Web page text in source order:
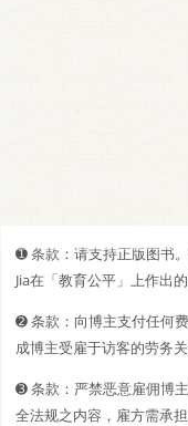
➊️ 条款：请支持正版图书
Jia在「教育公平」上作出的
➋️️ 条款：向博主支付任何
成博主受雇于访客的劳务关
➌ 条款：严禁恶意雇佣博
全法规之内容，雇方需承担